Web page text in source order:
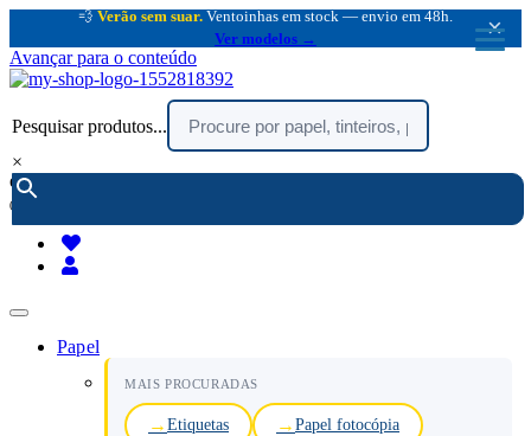
💨 Verão sem suar. Ventoinhas em stock — envio em 48h.
Ver modelos →
×
Avançar para o conteúdo
Pesquisar produtos...
×
encomendar por telefone :
(chamada rede fixa nacional)
Papel
MAIS PROCURADAS
Etiquetas Papel fotocópia